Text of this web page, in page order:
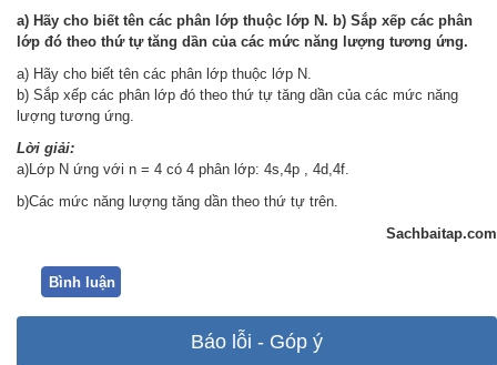
a) Hãy cho biết tên các phân lớp thuộc lớp N. b) Sắp xếp các phân
lớp đó theo thứ tự tăng dần của các mức năng lượng tương ứng.
a) Hãy cho biết tên các phân lớp thuộc lớp N.
b) Sắp xếp các phân lớp đó theo thứ tự tăng dần của các mức năng
lượng tương ứng.
Lời giải:
a)Lớp N ứng với n = 4 có 4 phân lớp: 4s,4p , 4d,4f.
b)Các mức năng lượng tăng dần theo thứ tự trên.
Sachbaitap.com
Bình luận
Báo lỗi - Góp ý